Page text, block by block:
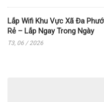
Lắp Wifi Khu Vực Xã Đa
Rẻ – Lắp Ngay Trong Ngày
T3, 06 / 2026